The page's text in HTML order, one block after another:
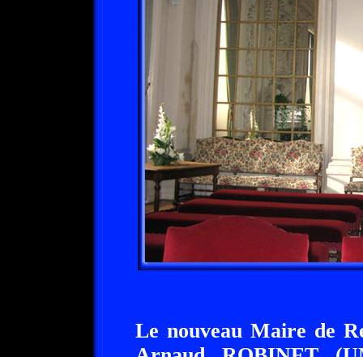
Le nouveau Maire de